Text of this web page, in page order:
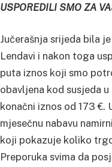
USPOREDILI SMO ZA
Jučerašnja srijeda bila
Lendavi i nakon toga
puta iznos koji smo
obavljena kod susjeda
konačni iznos od 173
mjesečnu nabavu
koji pokazuje koliko
Preporuka svima da